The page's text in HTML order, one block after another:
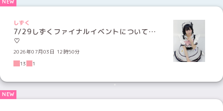
しずく
7/29しずくファイナルイベントについて…
♡
2026年07月03日 12時50分
13
1